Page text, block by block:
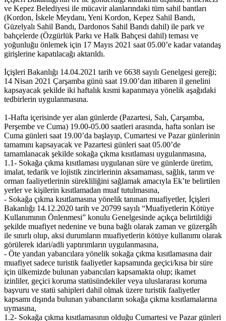
ve Kepez Belediyesi ile mücavir alanlarındaki tüm sahil bantları
(Kordon, İskele Meydanı, Yeni Kordon, Kepez Sahil Bandı,
Güzelyalı Sahil Bandı, Dardonos Sahil Bandı dahil) ile park ve
bahçelerde (Özgürlük Parkı ve Halk Bahçesi dahil) teması ve
yoğunluğu önlemek için 17 Mayıs 2021 saat 05.00’e kadar vatandaş
girişlerine kapatılacağı aktarıldı.
İçişleri Bakanlığı 14.04.2021 tarih ve 6638 sayılı Genelgesi gereği;
14 Nisan 2021 Çarşamba günü saat 19.00’dan itibaren il genelini
kapsayacak şekilde iki haftalık kısmi kapanmaya yönelik aşağıdaki
tedbirlerin uygulanmasına.
1-Hafta içerisinde yer alan günlerde (Pazartesi, Salı, Çarşamba,
Perşembe ve Cuma) 19.00-05.00 saatleri arasında, hafta sonları ise
Cuma günleri saat 19.00’da başlayıp, Cumartesi ve Pazar günlerinin
tamamını kapsayacak ve Pazartesi günleri saat 05.00’de
tamamlanacak şekilde sokağa çıkma kısıtlaması uygulanmasına,
1.1- Sokağa çıkma kısıtlaması uygulanan süre ve günlerde üretim,
imalat, tedarik ve lojistik zincirlerinin aksamaması, sağlık, tarım ve
orman faaliyetlerinin sürekliliğini sağlamak amacıyla Ek’te belirtilen
yerler ve kişilerin kısıtlamadan muaf tutulmasına,
- Sokağa çıkma kısıtlamasına yönelik tanınan muafiyetler, İçişleri
Bakanlığı 14.12.2020 tarih ve 20799 sayılı “Muafiyetlerin Kötüye
Kullanımının Önlenmesi” konulu Genelgesinde açıkça belirtildiği
şekilde muafiyet nedenine ve buna bağlı olarak zaman ve güzergâh
ile sınırlı olup, aksi durumların muafiyetlerin kötüye kullanımı olarak
görülerek idari/adli yaptırımların uygulanmasına,
- Öte yandan yabancılara yönelik sokağa çıkma kısıtlamasına dair
muafiyet sadece turistik faaliyetler kapsamında geçici/kısa bir süre
için ülkemizde bulunan yabancıları kapsamakta olup; ikamet
izinliler, geçici koruma statüsündekiler veya uluslararası koruma
başvuru ve statü sahipleri dahil olmak üzere turistik faaliyetler
kapsamı dışında bulunan yabancıların sokağa çıkma kısıtlamalarına
uymasına,
1.2- Sokağa çıkma kısıtlamasının olduğu Cumartesi ve Pazar günleri